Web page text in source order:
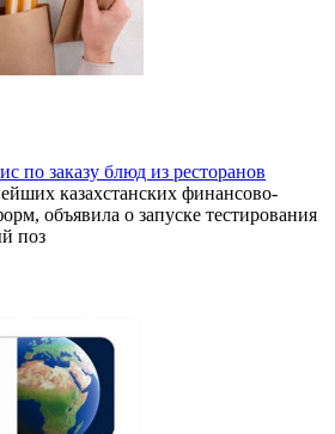
по заказу блюд из ресторанов
казахстанских финансово-
объявила о запуске тестирования
поз